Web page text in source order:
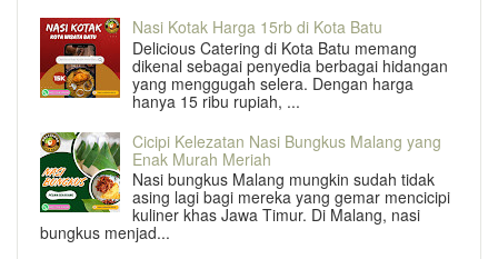
Nasi Kotak Harga 15rb di Kota Batu
Delicious Catering di Kota Batu memang
dikenal sebagai penyedia berbagai hidangan
yang menggugah selera. Dengan harga
hanya 15 ribu rupiah, ...
Cicipi Kelezatan Nasi Bungkus Malang yang
Enak Murah Meriah
Nasi bungkus Malang mungkin sudah tidak
asing lagi bagi mereka yang gemar mencicipi
kuliner khas Jawa Timur. Di Malang, nasi
bungkus menjad...